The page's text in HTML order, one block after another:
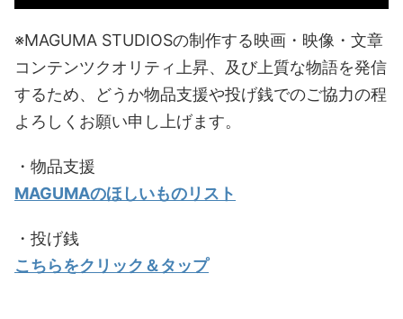
※MAGUMA STUDIOSの制作する映画・映像・文章
コンテンツクオリティ上昇、及び上質な物語を発信
するため、どうか物品支援や投げ銭でのご協力の程
よろしくお願い申し上げます。
・物品支援
MAGUMAのほしいものリスト
・投げ銭
こちらをクリック＆タップ